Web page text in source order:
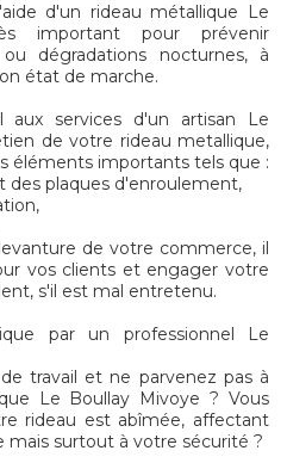
d'un rideau métallique Le
important pour prévenir
dégradations nocturnes, à
état de marche.
services d'un artisan Le
de votre rideau metallique,
éléments importants tels que :
des plaques d'enroulement,
de votre commerce, il
vos clients et engager votre
s'il est mal entretenu.
par un professionnel Le
travail et ne parvenez pas à
Le Boullay Mivoye ? Vous
rideau est abîmée, affectant
surtout à votre sécurité ?